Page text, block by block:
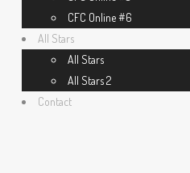
Vice-championne
Jeu vidéo :Monster
Personnage :
Blademaster
Crédit photo : Allpo
CFC Online #6
All Stars
All Stars
All Stars 2
Contact